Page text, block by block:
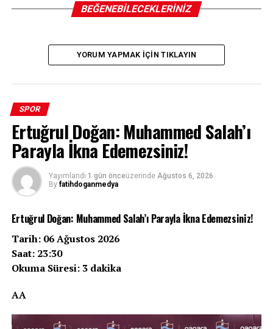
BEĞENEBILECEKLERINIZ
YORUM YAPMAK IÇIN TIKLAYIN
SPOR
Ertuğrul Doğan: Muhammed Salah’ı
Parayla İkna Edemezsiniz!
Yayımlandı 1 gün önceüzerinde Ağustos 6, 2026
By fatihdoganmedya
Ertuğrul Doğan: Muhammed Salah’ı Parayla İkna Edemezsiniz!
Tarih: 06 Ağustos 2026
Saat: 23:30
Okuma Süresi: 3 dakika
AA